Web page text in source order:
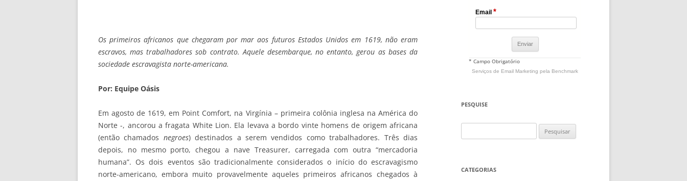
Os primeiros africanos que chegaram por mar aos futuros Estados Unidos em 1619, não eram
escravos, mas trabalhadores sob contrato. Aquele desembarque, no entanto, gerou as bases da
sociedade escravagista norte-americana.
Por: Equipe Oásis
Em agosto de 1619, em Point Comfort, na Virgínia – primeira colônia inglesa na América do
Norte -, ancorou a fragata White Lion. Ela levava a bordo vinte homens de origem africana
(então chamados negroes) destinados a serem vendidos como trabalhadores. Três dias
depois, no mesmo porto, chegou a nave Treasurer, carregada com outra “mercadoria
humana”. Os dois eventos são tradicionalmente considerados o início do escravagismo
norte-americano, embora muito provavelmente aqueles primeiros africanos chegados à
Email *
* Campo Obrigatório
Serviços de Email Marketing pela Benchmark
PESQUISE
por:
CATEGORIAS